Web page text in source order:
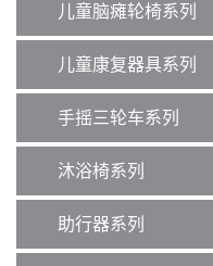
儿童脑瘫轮椅系列
儿童康复器具系列
手摇三轮车系列
沐浴椅系列
助行器系列